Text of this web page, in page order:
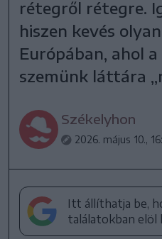
rétegről rétegre.
hiszen kevés
Európában, ahol
szemünk láttára
Székelyhon
2026. május 10.,
Itt állíthatja be,
találatokban elöl